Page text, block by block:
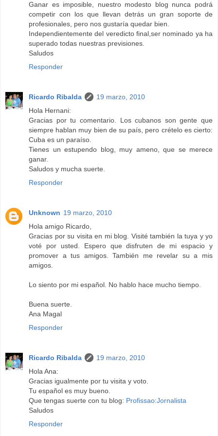
Ganar es imposible, nuestro modesto blog nunca podrá
competir con los que llevan detrás un gran soporte de
profesionales, pero nos gustaría quedar bien.
Independientemente del veredicto final,ser nominado ya ha
superado todas nuestras previsiones.
Saludos
Responder
Ricardo Ribalda
19 marzo, 2010
Hola Hernani:
Gracias por tu comentario. Los cubanos son gente que
siempre hablan muy bien de su país, pero crételo es cierto:
Cuba es un paraíso.
Tienes un estupendo blog, muy ameno, que se merece
ganar.
Saludos y mucha suerte.
Responder
Unknown 19 marzo, 2010
Hola amigo Ricardo,
Gracias por su visita en mi blog. Visité también la tuya y yo
voté por usted. Espero que disfruten de mi espacio y
promover a tus amigos. También me revelar su a mis
amigos.
Lo siento por mi español. No hablo hace mucho tiempo.
Buena suerte.
Ana Magal
Responder
Ricardo Ribalda
19 marzo, 2010
Hola Ana:
Gracias igualmente por tu visita y voto.
Tu español es muy bueno.
Que tengas suerte con tu blog: Profissao:Jornalista
Saludos
Responder